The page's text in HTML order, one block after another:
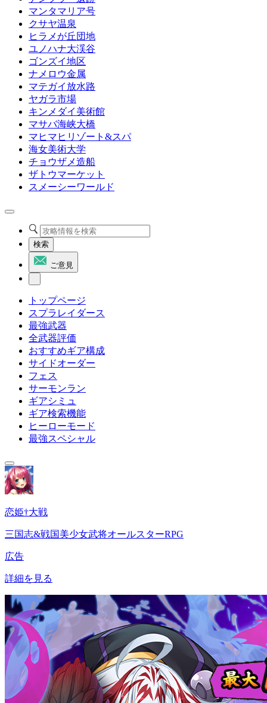
マンタマリア号
クサヤ温泉
ヒラメが丘団地
ユノハナ大渓谷
ゴンズイ地区
ナメロウ金属
マテガイ放水路
ヤガラ市場
キンメダイ美術館
マサバ海峡大橋
マヒマヒリゾート&スパ
海女美術大学
チョウザメ造船
ザトウマーケット
スメーシーワールド
検索
ご意見
トップページ
スプラレイダース
最強武器
全武器評価
おすすめギア構成
サイドオーダー
フェス
サーモンラン
ギアシミュ
ギア検索機能
ヒーローモード
最強スペシャル
恋姫†大戦
三国志&戦国美少女武将オールスターRPG
広告
詳細を見る